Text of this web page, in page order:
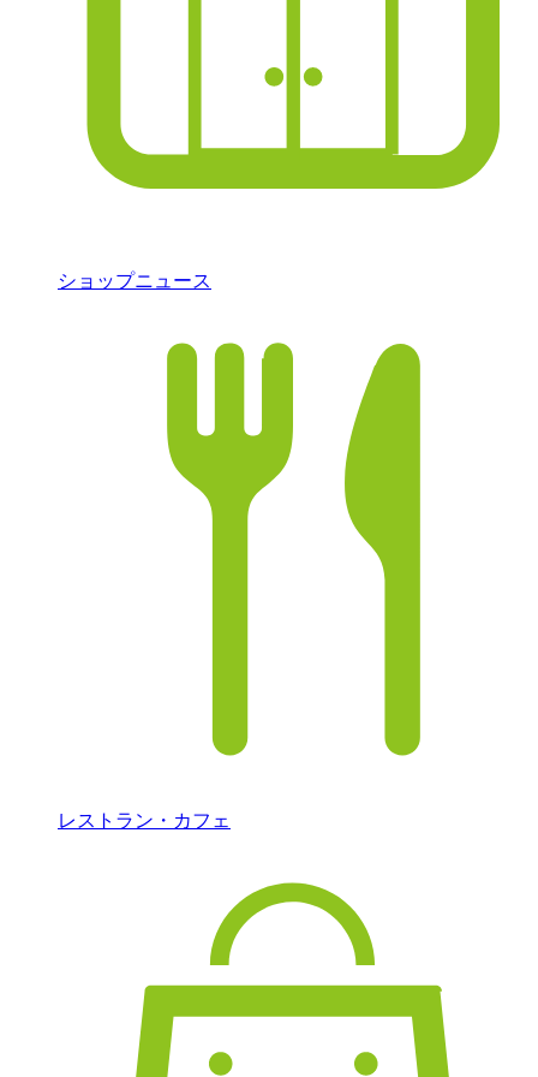
ショップニュース
レストラン・カフェ